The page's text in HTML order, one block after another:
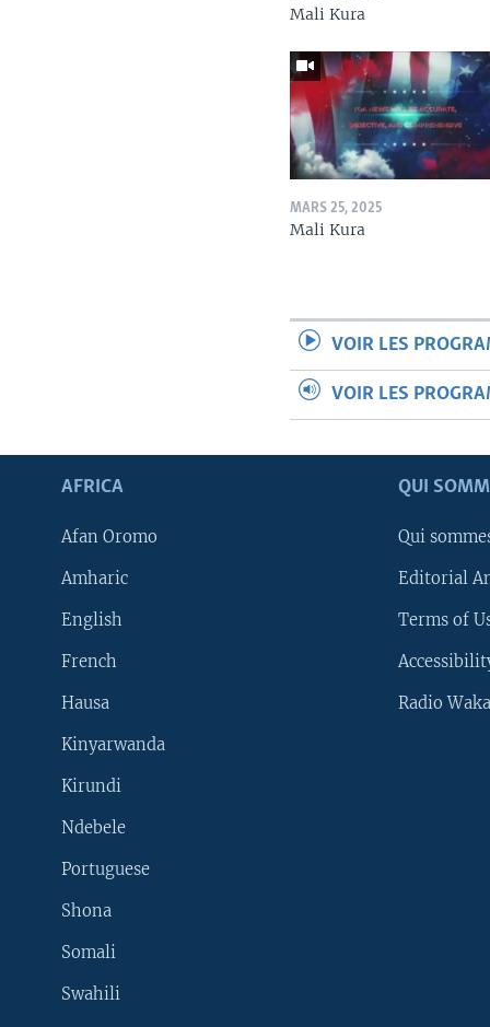
SUIVEZ-NOUS
Mali Kura
MARS 25, 2025
Mali Kura
VOIR LES
VOIR LES
AFRICA
Afan Oromo
Amharic
English
French
Hausa
Kinyarwanda
Kirundi
Ndebele
Portuguese
Shona
Somali
Swahili
QUI
Qui
Editorial
Terms of
Radio